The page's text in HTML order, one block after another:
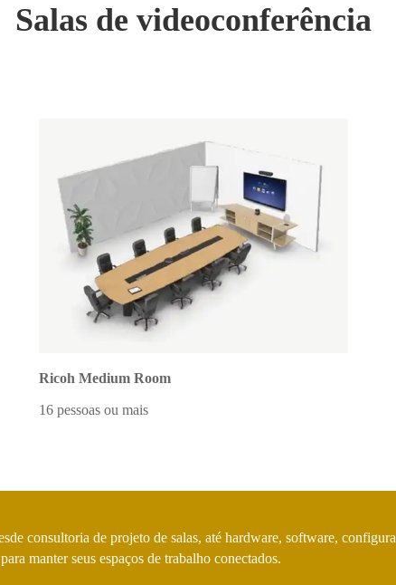
Salas de videoconferência
Ricoh Medium Room
16 pessoas ou mais
consultoria de projeto de salas, até hardware, software,
manter seus espaços de trabalho conectados.